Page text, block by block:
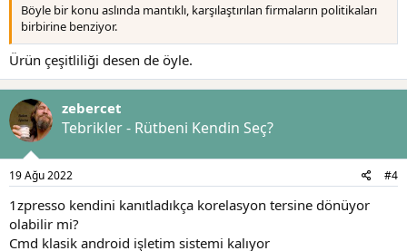
Böyle bir konu aslında mantıklı, karşılaştırılan firmaların politikaları
birbirine benziyor.
Ürün çeşitliliği desen de öyle.
zebercet
Tebrikler - Rütbeni Kendin Seç?
19 Ağu 2022 #4
1zpresso kendini kanıtladıkça korelasyon tersine dönüyor
olabilir mi?
Cmd klasik android işletim sistemi kalıyor